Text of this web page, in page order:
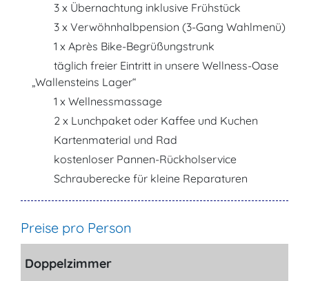
3 x Übernachtung inklusive Frühstück
3 x Verwöhnhalbpension (3-Gang Wahlmenü)
1 x Après Bike-Begrüßungstrunk
täglich freier Eintritt in unsere Wellness-Oase
„Wallensteins Lager“
1 x Wellnessmassage
2 x Lunchpaket oder Kaffee und Kuchen
Kartenmaterial und Rad
kostenloser Pannen-Rückholservice
Schrauberecke für kleine Reparaturen
Preise pro Person
Doppelzimmer